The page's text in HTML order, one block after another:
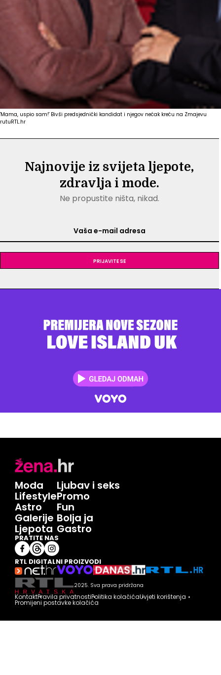
'Mama, uspio sam!' Bivši predsjednički kandidat i njegov nećak kreću na Zmajevu
rutuRTL.hr
Najnovije iz svijeta ljepote,
zdravlja i mode.
Ne propustite ništa, nikad.
Prijavite se
Moda
Lifestyle
Astro
Galerije
Ljepota
Ljubav i seks
Promo
Fun
Bolja ja
Gastro
PRATITE NAS
RTL DIGITALNI PROIZVODI
2025. Sva prava pridržana
KontaktPravila privatnostiPolitika kolačićaUvjeti korištenja
Promijeni postavke kolačića